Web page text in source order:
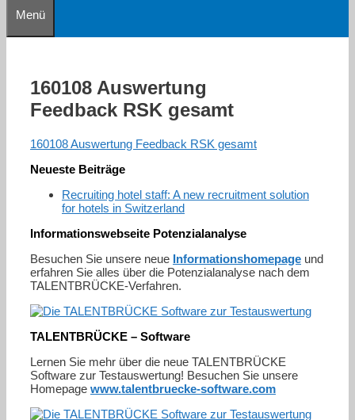
Menü
160108 Auswertung
Feedback RSK gesamt
160108 Auswertung Feedback RSK gesamt
Neueste Beiträge
Recruiting hotel staff: A new recruitment solution
for hotels in Switzerland
Informationswebseite Potenzialanalyse
Besuchen Sie unsere neue Informationshomepage und
erfahren Sie alles über die Potenzialanalyse nach dem
TALENTBRÜCKE-Verfahren.
TALENTBRÜCKE – Software
Lernen Sie mehr über die neue TALENTBRÜCKE
Software zur Testauswertung! Besuchen Sie unsere
Homepage www.talentbruecke-software.com